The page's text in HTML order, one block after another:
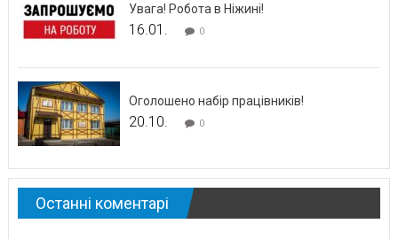
Увага! Робота в Ніжині!
16.01. 0
Оголошено набір працівників!
20.10. 0
Останні коментарі